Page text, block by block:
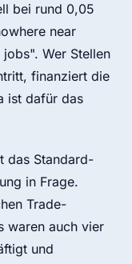
bei rund 0,05
near
Wer Stellen
finanziert die
ist dafür das
das Standard-
in Frage.
Trade-
waren auch vier
und